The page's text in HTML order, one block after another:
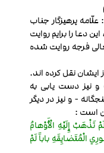
پرهیزگار جناب
دعا را برایم روایت
فرجه روایت شده
ایشان نقل کرده اند.
نیز دست یابی به
- و نیز در دیگر
است :
تَذْهَبْ إِلَیْهِ الْأَوْهامُ
الْمُتَضایِقَهِ باباً لَمْ